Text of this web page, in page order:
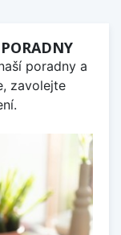
poradny a
zavolejte